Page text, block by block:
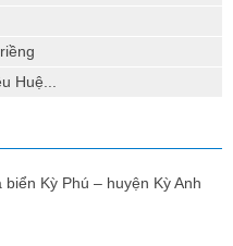
Huệ...
Kỳ Phú – huyện Kỳ Anh